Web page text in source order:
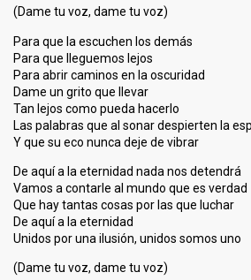
(Dame tu voz, dame tu voz)
Para que la escuchen los demás
Para que lleguemos lejos
Para abrir caminos en la oscuridad
Dame un grito que llevar
Tan lejos como pueda hacerlo
Las palabras que al sonar despierten la
Y que su eco nunca deje de vibrar
De aquí a la eternidad nada nos detendrá
Vamos a contarle al mundo que es verdad
Que hay tantas cosas por las que luchar
De aquí a la eternidad
Unidos por una ilusión, unidos somos uno
(Dame tu voz, dame tu voz)